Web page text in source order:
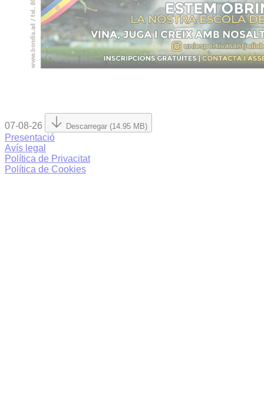
07-08-26 Descarregar (14.95 MB)
Presentació
Avís legal
Política de Privacitat
Política de Cookies